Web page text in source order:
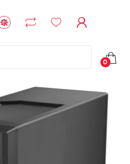
0
Liên hệ